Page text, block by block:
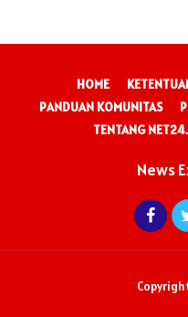
HOME
PANDUAN KOMUNITAS
TENTANG
News